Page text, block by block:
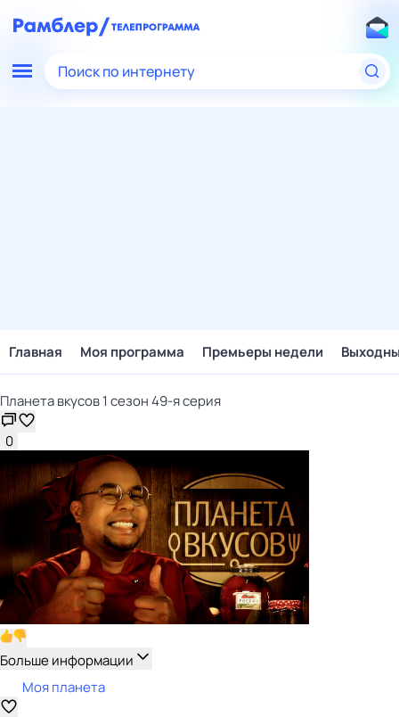
Поиск по интернету
Главная Моя программа Премьеры недели
Планета вкусов 1 сезон 49-я серия
0
Больше информации
Моя планета